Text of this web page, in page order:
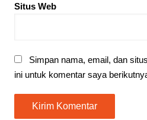
Situs Web
Simpan nama, email, dan
ini untuk komentar saya